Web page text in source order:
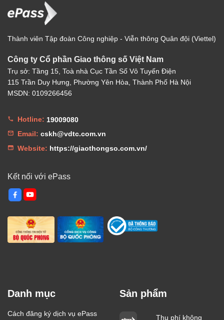
Thành viên Tập đoàn Công nghiệp - Viễn thông Quân đội (Viettel)
Công ty Cổ phần Giao thông số Việt Nam
Trụ sở: Tầng 15, Toà nhà Cục Tần Số Vô Tuyến Điện
115 Trần Duy Hưng, Phường Yên Hòa, Thành Phố Hà Nội
MSDN: 0109266456
Hotline: 19009080
Email: cskh@vdtc.com.vn
Website: https://giaothongso.com.vn/
Kết nối với ePass
Danh mục
Cách đăng ký dịch vụ ePass
Sản phẩm
Thu phí không